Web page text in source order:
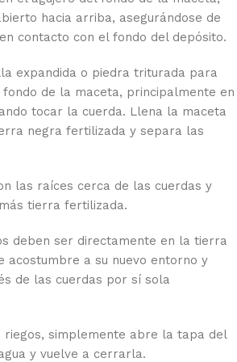
hacia arriba, asegurándose de
contacto con el fondo del depósito.
expandida o piedra triturada para
de la maceta, principalmente en
tocar la cuerda. Llena la maceta
negra fertilizada y separa las
las raíces cerca de las cuerdas y
tierra fertilizada.
deben ser directamente en la tierra
acostumbre a su nuevo entorno y
de las cuerdas por sí sola
riegos, simplemente abre la tapa del
y vuelve a cerrarla.